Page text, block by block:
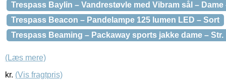
Trespass Baylin – Vandrestøvle med Vibram sål – Dame
Trespass Beacon – Pandelampe 125 lumen LED – Sort
Trespass Beaming – Packaway sports jakke dame – Str.
(Læs mere)
kr. (Vis fragtpris)